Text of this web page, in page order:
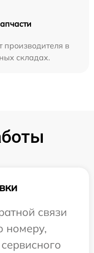
производителя в
складах.
связи
номеру,